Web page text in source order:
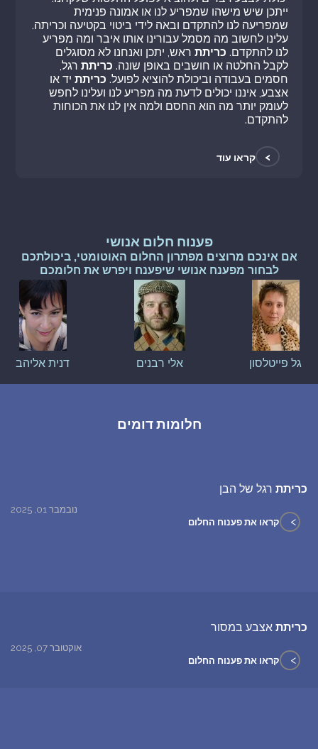
ייתכן שיש מישהו שמפריע לנו או אמונה פנימית
שמפריעה לנו להתקדם ובאה לידי ביטוי בקטיעה וכריתה.
עלינו לחשוב מה מסמל עבורינו אותו איבר ומה מפריע
לנו להתקדם. כריתת ראש, יתכן ואנחנו לא מסוגלים
לקבל החלטה או חושבים באופן שונה. כריתת רגל,
חסמים בעבודה וביכולת להוציא לפועל. כריתת יד או
אצבע, איננו יכולים לדעת מה מפריע לנו ועלינו לחפש
לעומק יותר מה הוא החסם ולמה אין לנו את הכוחות
להתקדם.
> קראו עוד
פענוח חלום אנושי
אם אינכם מרוצים מפתרון החלום האוטומטי, ביכולתכם
לבחור מפענח אנושי שיפענח ויפרש את חלומכם
גל פייטלסון אלי רבנים דנית אליהב
חלומות דומים
כריתת רגל של הבן
נובמבר 01, 2025
> קראו את פענוח החלום
כריתת אצבע במסור
אוקטובר 07, 2025
> קראו את פענוח החלום